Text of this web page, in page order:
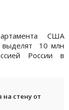
США
10 млн
России в
стену от